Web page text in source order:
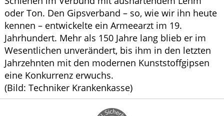
oder Ton. Den Gipsverband – so, wie wir ihn heute
kennen – entwickelte ein Armeearzt im 19.
Jahrhundert. Mehr als 150 Jahre lang blieb er im
Wesentlichen unverändert, bis ihm in den letzten
Jahrzehnten mit den modernen Kunststoffgipsen
eine Konkurrenz erwuchs.
(Bild: Techniker Krankenkasse)